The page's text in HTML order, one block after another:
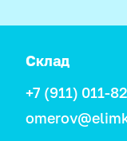
Склад
+7 (911) 011-